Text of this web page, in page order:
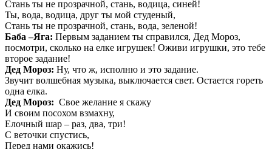
Стань ты не прозрачной, стань, водица, синей!
Ты, вода, водица, друг ты мой студеный,
Стань ты не прозрачной, стань, вода, зеленой!
Баба –Яга: Первым заданием ты справился, Дед Мороз,
посмотри, сколько на елке игрушек! Оживи игрушки, это тебе
второе задание!
Дед Мороз: Ну, что ж, исполню и это задание.
Звучит волшебная музыка, выключается свет. Остается гореть
одна елка.
Дед Мороз: Свое желание я скажу
И своим посохом взмахну,
Елочный шар – раз, два, три!
С веточки спустись,
Перед нами окажись!